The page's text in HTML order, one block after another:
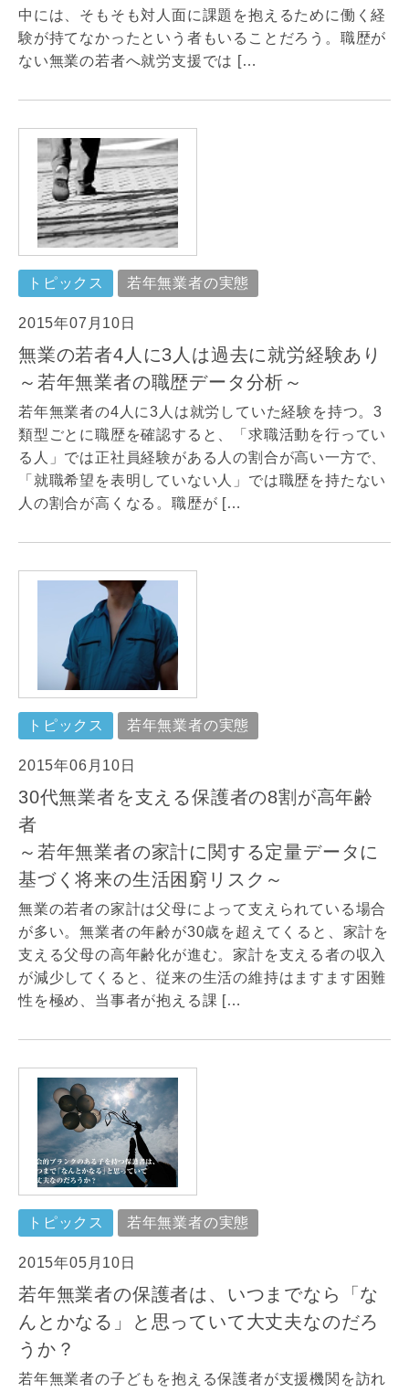
中には、そもそも対人面に課題を抱えるために働く経
験が持てなかったという者もいることだろう。職歴が
ない無業の若者へ就労支援では […
トピックス 若年無業者の実態
2015年07月10日
無業の若者4人に3人は過去に就労経験あり
～若年無業者の職歴データ分析～
若年無業者の4人に3人は就労していた経験を持つ。3
類型ごとに職歴を確認すると、「求職活動を行ってい
る人」では正社員経験がある人の割合が高い一方で、
「就職希望を表明していない人」では職歴を持たない
人の割合が高くなる。職歴が […
トピックス 若年無業者の実態
2015年06月10日
30代無業者を支える保護者の8割が高年齢
者
～若年無業者の家計に関する定量データに
基づく将来の生活困窮リスク～
無業の若者の家計は父母によって支えられている場合
が多い。無業者の年齢が30歳を超えてくると、家計を
支える父母の高年齢化が進む。家計を支える者の収入
が減少してくると、従来の生活の維持はますます困難
性を極め、当事者が抱える課 […
トピックス 若年無業者の実態
2015年05月10日
若年無業者の保護者は、いつまでなら「な
んとかなる」と思っていて大丈夫なのだろ
うか？
若年無業者の子どもを抱える保護者が支援機関を訪れ